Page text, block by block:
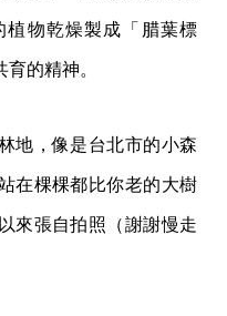
植物乾燥製成「腊葉標
的精神。
地，像是台北市的小森
在棵棵都比你老的大樹
來張自拍照（謝謝慢走